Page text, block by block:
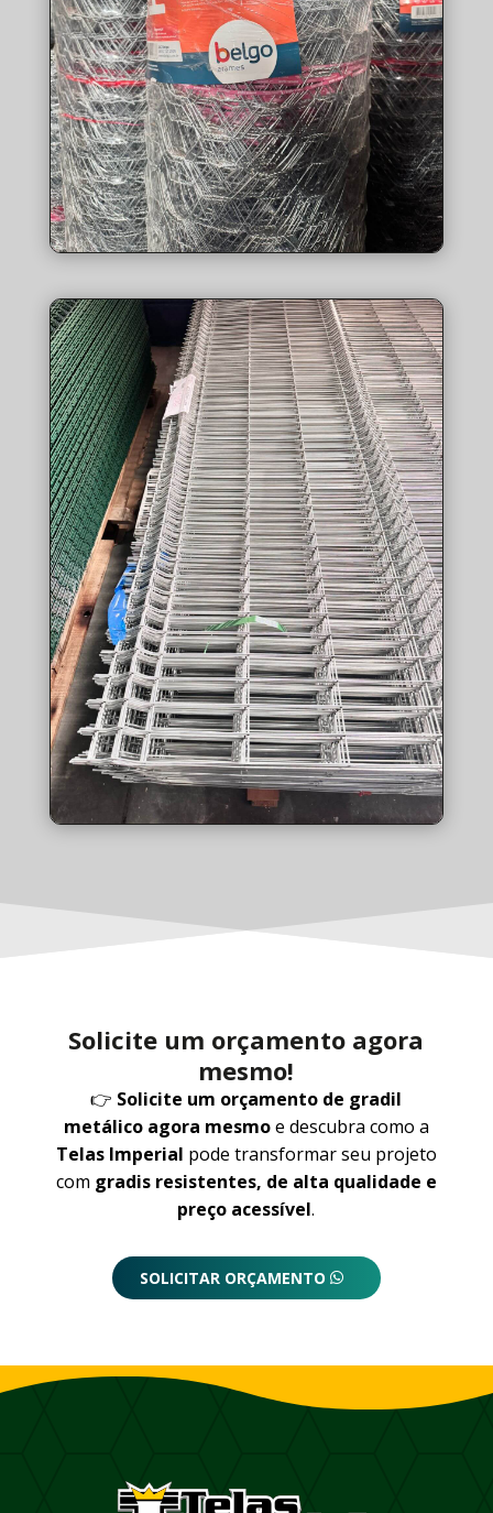
Solicite um orçamento agora
mesmo!
👉 Solicite um orçamento de gradil
metálico agora mesmoe descubra como a
Telas Imperial pode transformar seu projeto
com gradis resistentes, de alta qualidade e
preço acessível.
SOLICITAR ORÇAMENTO